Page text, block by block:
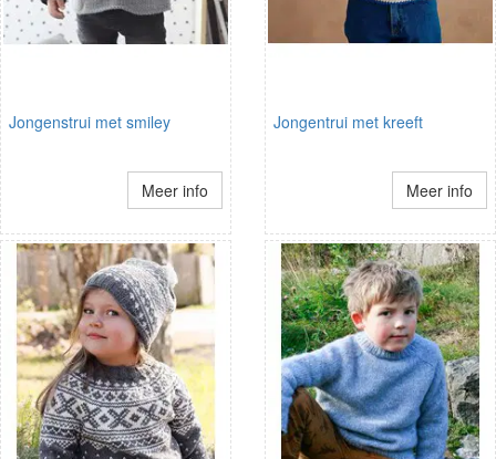
Jongenstrui met smiley
Meer info
Jongentrui met kreeft
Meer info